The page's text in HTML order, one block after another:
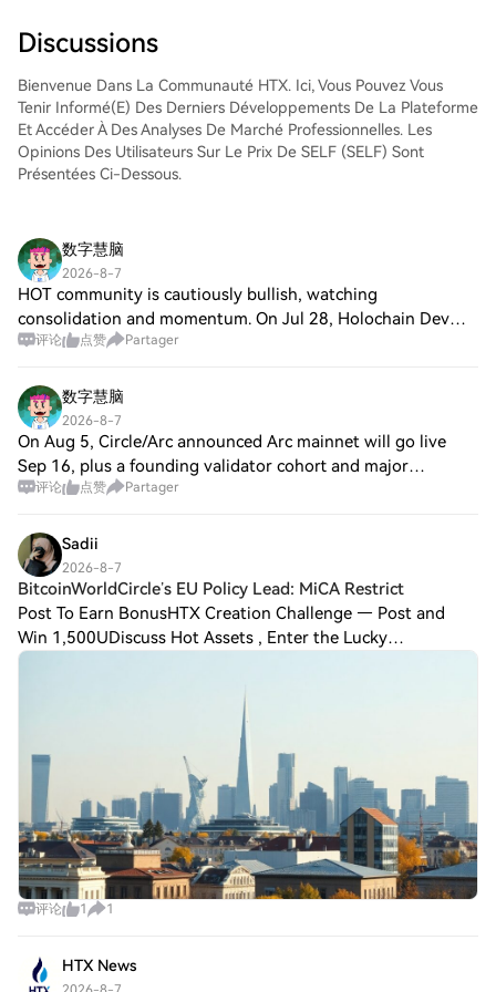
expérience conviviale aux débutants
Discussions
Bienvenue Dans La Communauté HTX. Ici, Vous Pouvez Vous
Tenir Informé(e) Des Derniers Développements De La Plateforme
Et Accéder À Des Analyses De Marché Professionnelles. Les
Opinions Des Utilisateurs Sur Le Prix De SELF (SELF) Sont
Présentées Ci-Dessous.
数字慧脑
2026-8-7
HOT community is cautiously bullish, watching
consolidation and momentum. On Jul 28, Holochain Dev
Pulse 155 shipped v0.6.2 (init-time data injection). On Jul
评论 点赞 Partager
数字慧脑
2026-8-7
On Aug 5, Circle/Arc announced Arc mainnet will go live
Sep 16, plus a founding validator cohort and major
integrations; The Block and CoinDesk highlighted big
评论 点赞 Partager
Sadii
2026-8-7
BitcoinWorldCircle’s EU Policy Lead: MiCA Restrict
Post To Earn BonusHTX Creation Challenge — Post and
Win 1,500UDiscuss Hot Assets , Enter the Lucky
DrawBitcoinWorldCircle’s EU Policy Lead: MiCA Restricts
评论 1 1
HTX News